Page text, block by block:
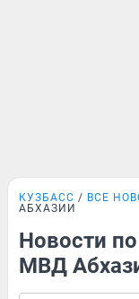
КУЗБАСС ВСЕ
АБХАЗИИ
Новости
МВД